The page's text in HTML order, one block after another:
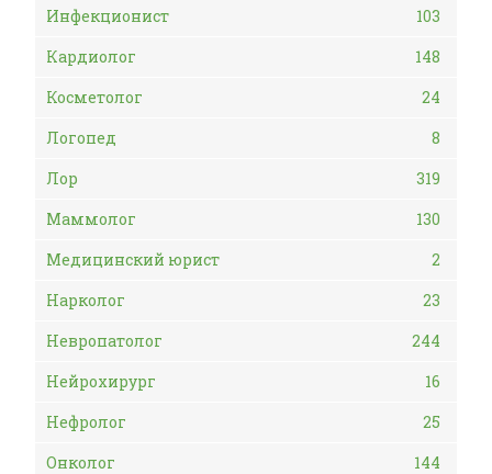
Инфекционист
103
Кардиолог
148
Косметолог
24
Логопед
8
Лор
319
Маммолог
130
Медицинский юрист
2
Нарколог
23
Невропатолог
244
Нейрохирург
16
Нефролог
25
Онколог
144